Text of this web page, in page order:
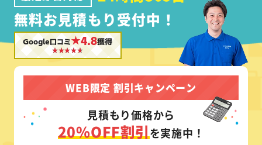
無料お見積もり受付中！
Google口コミ★4.8獲得
WEB限定 割引キャンペーン
見積もり価格から
20%OFF割引を実施中！